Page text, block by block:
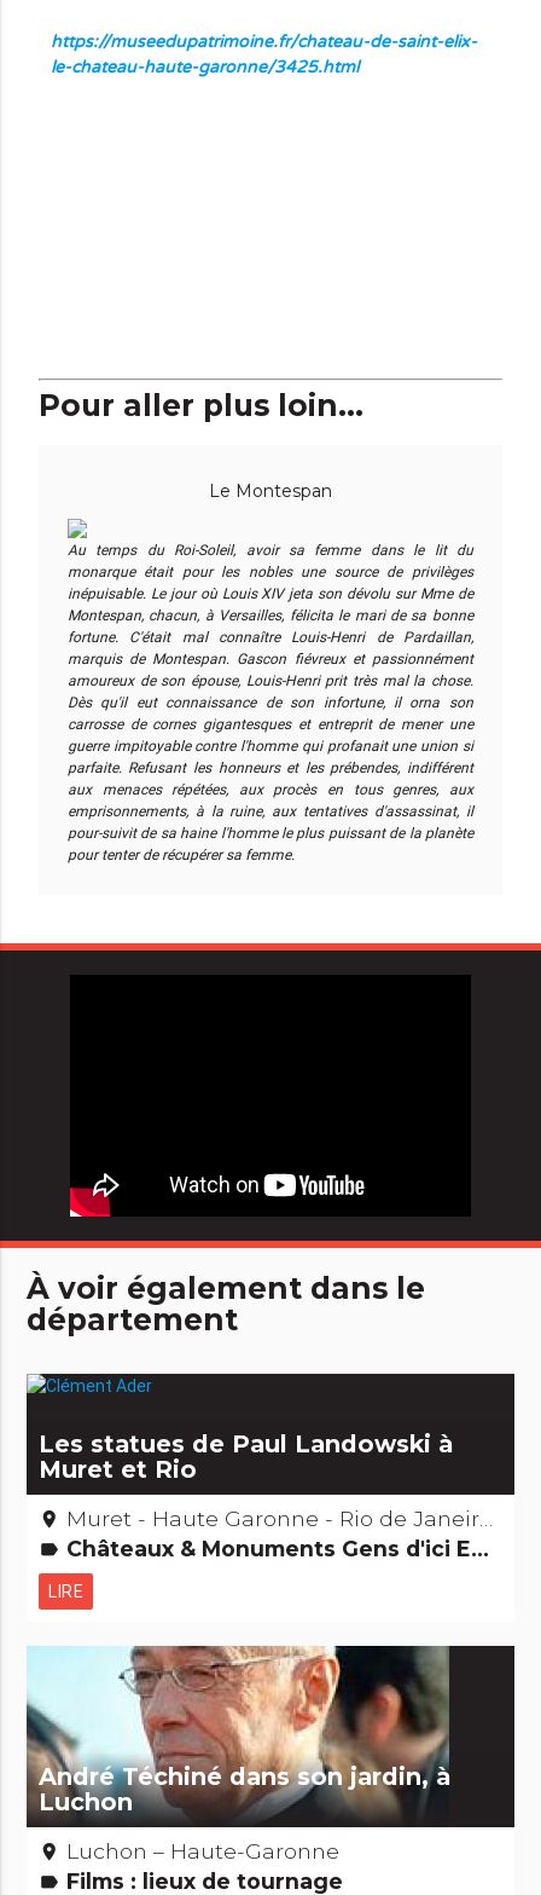
https://museedupatrimoine.fr/chateau-de-saint-elix-
le-chateau-haute-garonne/3425.html
Pour aller plus loin...
Le Montespan
Au temps du Roi-Soleil, avoir sa femme dans le lit du
monarque était pour les nobles une source de privilèges
inépuisable. Le jour où Louis XIV jeta son dévolu sur Mme de
Montespan, chacun, à Versailles, félicita le mari de sa bonne
fortune. C'était mal connaître Louis-Henri de Pardaillan,
marquis de Montespan. Gascon fiévreux et passionnément
amoureux de son épouse, Louis-Henri prit très mal la chose.
Dès qu'il eut connaissance de son infortune, il orna son
carrosse de cornes gigantesques et entreprit de mener une
guerre impitoyable contre l'homme qui profanait une union si
parfaite. Refusant les honneurs et les prébendes, indifférent
aux menaces répétées, aux procès en tous genres, aux
emprisonnements, à la ruine, aux tentatives d'assassinat, il
pour-suivit de sa haine l'homme le plus puissant de la planète
pour tenter de récupérer sa femme.
À voir également dans le
département
Les statues de Paul Landowski à
Muret et Rio
place Muret - Haute Garonne - Rio de Janeiro – Brésil
label Châteaux & Monuments Gens d'ici Edifices remarquables
LIRE
André Téchiné dans son jardin, à
Luchon
place Luchon – Haute-Garonne
label Films : lieux de tournage